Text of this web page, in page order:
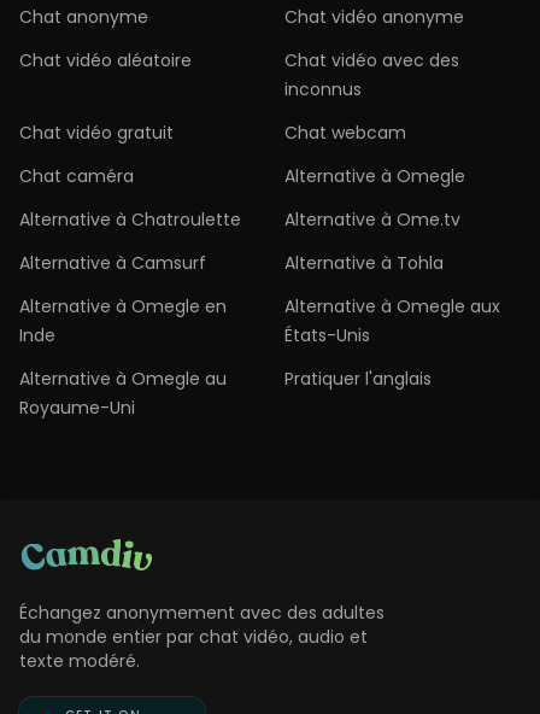
Chat anonyme
Chat vidéo anonyme
Chat vidéo aléatoire
Chat vidéo avec des
inconnus
Chat vidéo gratuit
Chat webcam
Chat caméra
Alternative à Omegle
Alternative à Chatroulette
Alternative à Ome.tv
Alternative à Camsurf
Alternative à Tohla
Alternative à Omegle en
Inde
Alternative à Omegle aux
États-Unis
Alternative à Omegle au
Royaume-Uni
Pratiquer l'anglais
Échangez anonymement avec des adultes
du monde entier par chat vidéo, audio et
texte modéré.